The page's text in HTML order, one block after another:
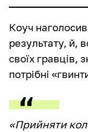
Коуч
результату, й,
своїх гравців,
потрібні
«Прийняти